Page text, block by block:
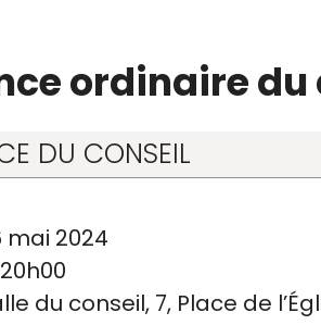
ordinaire
DU CONSEIL
mai 2024
du conseil, 7, Place de